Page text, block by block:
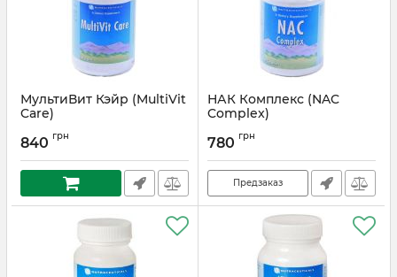
МультиВит Кэйр (MultiVit
Care)
840 грн
НАК Комплекс (NAC
Complex)
780 грн
Предзаказ